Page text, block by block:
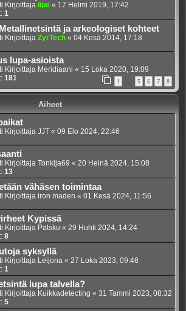
Kirjoittaja iipe « 17 Helmi 2019, 17:42
1
ja arkeologiset kohteet
Kirjoittaja ZyrTech « 04 Kesä 2014, 17:18
lupa-asioista
Kirjoittaja Meridiaani « 15 Loka 2020, 19:09
181 1 5 6 7 8
Aiheet
Kirjoittaja JJT « 09 Elo 2024, 22:46
Kirjoittaja Tonkija69 « 20 Heinä 2024, 15:08
13
vähäsen toimintaa
Kirjoittaja iron maden « 01 Kesä 2024, 11:56
Kypissä
Kirjoittaja Patsku « 29 Huhti 2024, 14:24
8
syksyllä
Kirjoittaja Leijona « 27 Loka 2023, 09:46
1
lupa talvella?
Kirjoittaja Kuikkadetecting « 31 Tammi 2023, 08:32
5